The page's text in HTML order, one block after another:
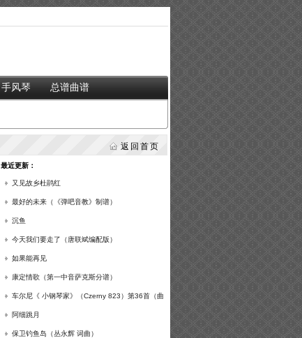
手风琴 总谱曲谱
返回首页
最近更新：
又见故乡杜鹃红
最好的未来（《弹吧音教》制谱）
沉鱼
今天我们要走了（唐联斌编配版）
如果能再见
康定情歌（第一中音萨克斯分谱）
车尔尼《 小钢琴家》（Czerny 823）第36首（曲
谱及练习提示）
阿细跳月
保卫钓鱼岛（丛永辉 词曲）